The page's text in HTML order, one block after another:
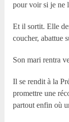
pour voir si je ne
Et il sortit. Elle
coucher, abattue
Son mari rentra
Il se rendit à la
promettre une
partout enfin où